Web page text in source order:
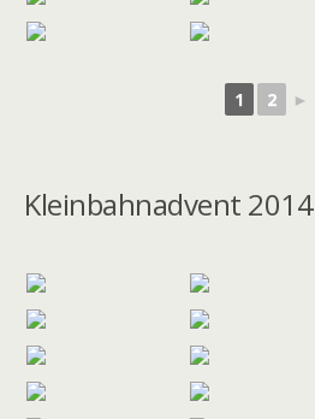
1 2 ►
Kleinbahnadvent 2014